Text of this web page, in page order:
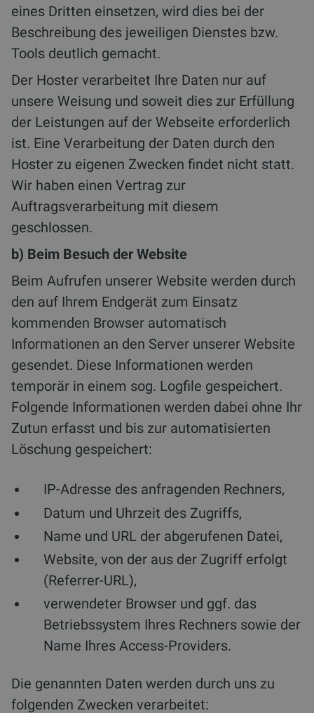
eines Dritten einsetzen, wird dies bei der
Beschreibung des jeweiligen Dienstes bzw.
Tools deutlich gemacht.
Der Hoster verarbeitet Ihre Daten nur auf
unsere Weisung und soweit dies zur Erfüllung
der Leistungen auf der Webseite erforderlich
ist. Eine Verarbeitung der Daten durch den
Hoster zu eigenen Zwecken findet nicht statt.
Wir haben einen Vertrag zur
Auftragsverarbeitung mit diesem
geschlossen.
b) Beim Besuch der Website
Beim Aufrufen unserer Website werden durch
den auf Ihrem Endgerät zum Einsatz
kommenden Browser automatisch
Informationen an den Server unserer Website
gesendet. Diese Informationen werden
temporär in einem sog. Logfile gespeichert.
Folgende Informationen werden dabei ohne Ihr
Zutun erfasst und bis zur automatisierten
Löschung gespeichert:
IP-Adresse des anfragenden Rechners,
Datum und Uhrzeit des Zugriffs,
Name und URL der abgerufenen Datei,
Website, von der aus der Zugriff erfolgt
(Referrer-URL),
verwendeter Browser und ggf. das
Betriebssystem Ihres Rechners sowie der
Name Ihres Access-Providers.
Die genannten Daten werden durch uns zu
folgenden Zwecken verarbeitet: